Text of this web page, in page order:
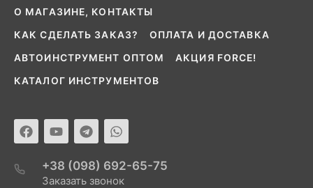
О МАГАЗИНЕ, КОНТАКТЫ
КАК СДЕЛАТЬ ЗАКАЗ? ОПЛАТА И ДОСТАВКА
АВТОИНСТРУМЕНТ ОПТОМ АКЦИЯ FORCE!
КАТАЛОГ ИНСТРУМЕНТОВ
+38 (098) 692-65-75
Заказать звонок